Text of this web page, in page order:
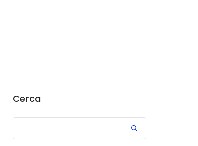
Cerca